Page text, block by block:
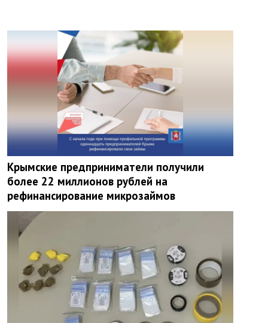
Крымские предприниматели получили
более 22 миллионов рублей на
рефинансирование микрозаймов